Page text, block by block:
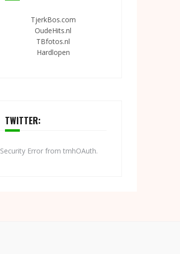
TjerkBos.com
OudeHits.nl
TBfotos.nl
Hardlopen
TWITTER:
Security Error from tmhOAuth.